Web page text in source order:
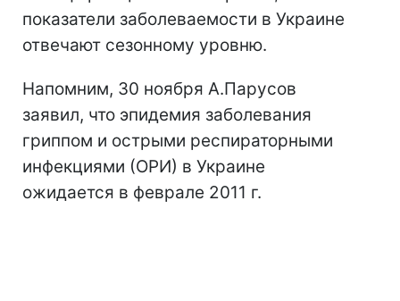
показатели заболеваемости в Украине
отвечают сезонному уровню.
Напомним, 30 ноября А.Парусов
заявил, что эпидемия заболевания
гриппом и острыми респираторными
инфекциями (ОРИ) в Украине
ожидается в феврале 2011 г.